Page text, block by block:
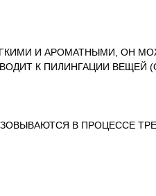
И АРОМАТНЫМИ, ОН
К ПИЛИНГАЦИИ ВЕЩЕЙ
В ПРОЦЕССЕ